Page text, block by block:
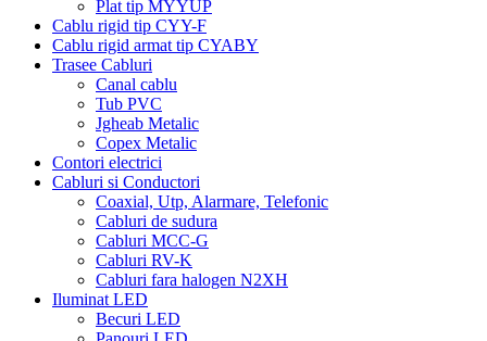
Plat tip MYYUP
Cablu rigid tip CYY-F
Cablu rigid armat tip CYABY
Trasee Cabluri
Canal cablu
Tub PVC
Jgheab Metalic
Copex Metalic
Contori electrici
Cabluri si Conductori
Coaxial, Utp, Alarmare, Telefonic
Cabluri de sudura
Cabluri MCC-G
Cabluri RV-K
Cabluri fara halogen N2XH
Iluminat LED
Becuri LED